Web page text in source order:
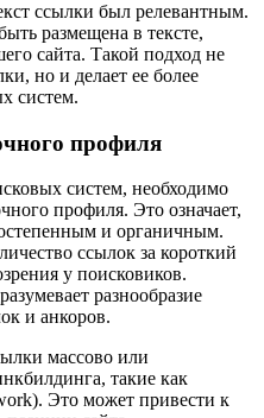
ссылки был релевантным.
размещена в тексте,
сайта. Такой подход не
но и делает ее более
систем.
профиля
систем, необходимо
профиля. Это означает,
и органичным.
ссылок за короткий
у поисковиков.
разнообразие
и анкоров.
массово или
такие как
Это может привести к